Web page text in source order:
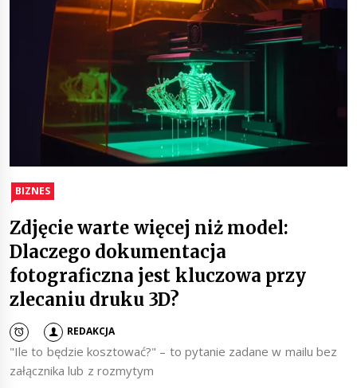
BIZNES
Zdjęcie warte więcej niż model:
Dlaczego dokumentacja
fotograficzna jest kluczowa przy
zlecaniu druku 3D?
REDAKCJA
"Ile to będzie kosztować?" – to pytanie zadane w mailu bez
załącznika lub z rozmytym